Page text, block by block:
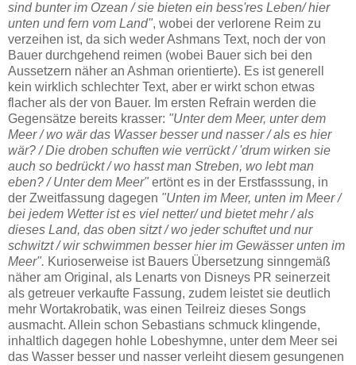
sind bunter im Ozean / sie bieten ein bess'res Leben/ hier
unten und fern vom Land", wobei der verlorene Reim zu
verzeihen ist, da sich weder Ashmans Text, noch der von
Bauer durchgehend reimen (wobei Bauer sich bei den
Aussetzern näher an Ashman orientierte). Es ist generell
kein wirklich schlechter Text, aber er wirkt schon etwas
flacher als der von Bauer. Im ersten Refrain werden die
Gegensätze bereits krasser: "Unter dem Meer, unter dem
Meer / wo wär das Wasser besser und nasser / als es hier
wär? / Die droben schuften wie verrückt / 'drum wirken sie
auch so bedrückt / wo hasst man Streben, wo lebt man
eben? / Unter dem Meer" ertönt es in der Erstfasssung, in
der Zweitfassung dagegen "Unten im Meer, unten im Meer /
bei jedem Wetter ist es viel netter/ und bietet mehr / als
dieses Land, das oben sitzt / wo jeder schuftet und nur
schwitzt / wir schwimmen besser hier im Gewässer unten im
Meer". Kurioserweise ist Bauers Übersetzung sinngemäß
näher am Original, als Lenarts von Disneys PR seinerzeit
als getreuer verkaufte Fassung, zudem leistet sie deutlich
mehr Wortakrobatik, was einen Teilreiz dieses Songs
ausmacht. Allein schon Sebastians schmuck klingende,
inhaltlich dagegen hohle Lobeshymne, unter dem Meer sei
das Wasser besser und nasser verleiht diesem gesungenen